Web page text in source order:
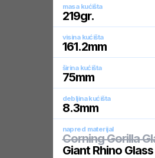
masa kućišta
219gr.
visina kućišta
161.2mm
širina kućišta
75mm
debljina kućišta
8.3mm
napred materijal
Corning Gorilla
Giant Rhino Glass